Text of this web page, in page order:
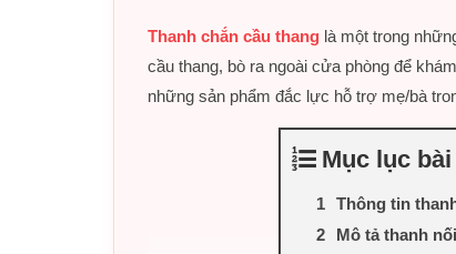
Thanh chắn cầu thang là một trong
cầu thang, bò ra ngoài cửa phòng để
những sản phẩm đắc lực hỗ trợ mẹ/bà
Mục lục
Thông tin
Mô tả thanh